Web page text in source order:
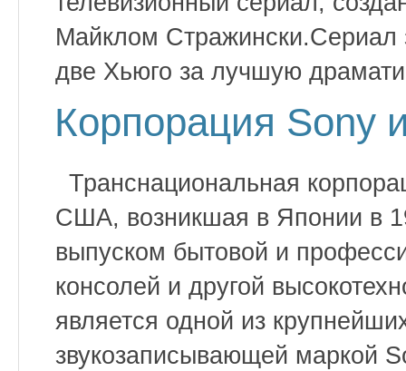
Майклом Стражински.Сериал
две Хьюго за лучшую
Корпорация Sony
Транснациональная
США, возникшая в Японии в
выпуском бытовой и
консолей и другой
является одной из
звукозаписывающей маркой